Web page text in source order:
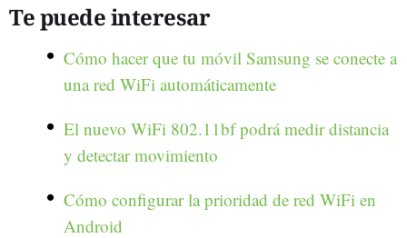
Te puede interesar
Cómo hacer que tu móvil Samsung se conecte a
una red WiFi automáticamente
El nuevo WiFi 802.11bf podrá medir distancia
y detectar movimiento
Cómo configurar la prioridad de red WiFi en
Android